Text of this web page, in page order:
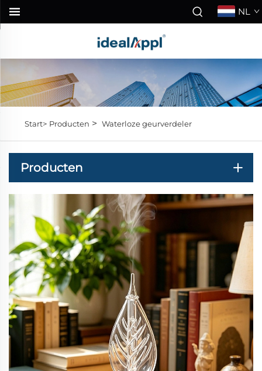
NL
Start> Producten > Waterloze geurverdeler
Producten